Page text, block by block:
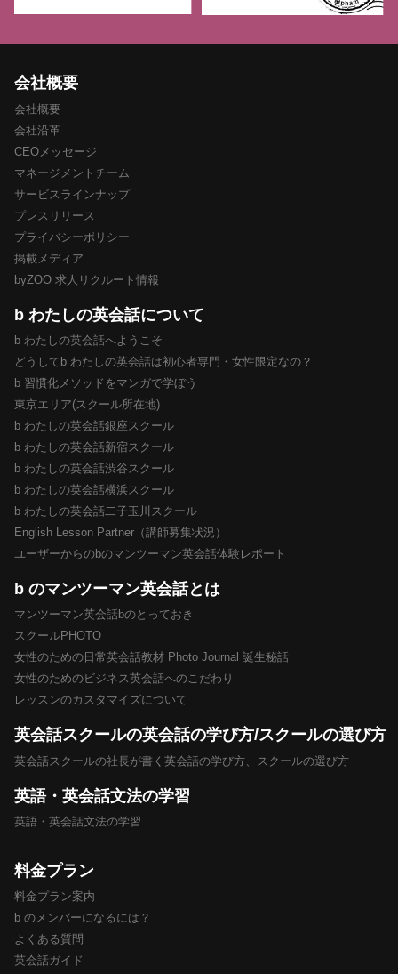
会社概要
会社概要
会社沿革
CEOメッセージ
マネージメントチーム
サービスラインナップ
プレスリリース
プライバシーポリシー
掲載メディア
byZOO 求人リクルート情報
b わたしの英会話について
b わたしの英会話へようこそ
どうしてb わたしの英会話は初心者専門・女性限定なの？
b 習慣化メソッドをマンガで学ぼう
東京エリア(スクール所在地)
b わたしの英会話銀座スクール
b わたしの英会話新宿スクール
b わたしの英会話渋谷スクール
b わたしの英会話横浜スクール
b わたしの英会話二子玉川スクール
English Lesson Partner（講師募集状況）
ユーザーからのbのマンツーマン英会話体験レポート
b のマンツーマン英会話とは
マンツーマン英会話bのとっておき
スクールPHOTO
女性のための日常英会話教材 Photo Journal 誕生秘話
女性のためのビジネス英会話へのこだわり
レッスンのカスタマイズについて
英会話スクールの英会話の学び方/スクールの選び方
英会話スクールの社長が書く英会話の学び方、スクールの選び方
英語・英会話文法の学習
英語・英会話文法の学習
料金プラン
料金プラン案内
b のメンバーになるには？
よくある質問
英会話ガイド